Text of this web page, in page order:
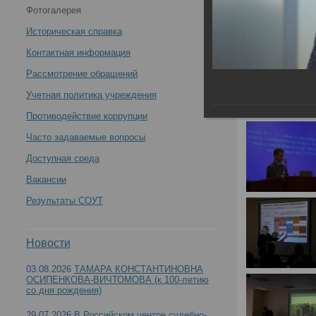
науки и экспертной практики в современных
VII Всероссийский съезд судебных медиков
современных условиях"
Фотогалерея
Историческая справка
Контактная информация
Рассмотрение обращений
Учетная политика учреждения
Противодействие коррупции
Часто задаваемые вопросы
Доступная среда
Вакансии
Результаты СОУТ
Новости
03.08.2026 ТАМАРА КОНСТАНТИНОВНА
ОСИПЕНКОВА-ВИЧТОМОВА (к 100-летию
со дня рождения)